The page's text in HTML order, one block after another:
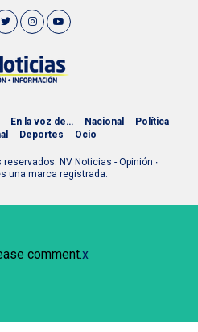
En la voz de… Nacional
Política
Deportes Ocio
NV Noticias - Opinión ∙
una marca registrada.
comment.x